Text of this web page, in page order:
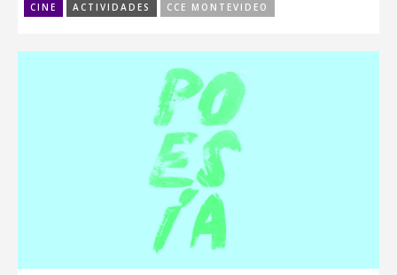
CINE ACTIVIDADES CCE MONTEVIDEO